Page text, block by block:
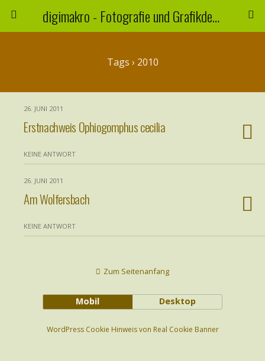
digimakro - Fotografie und Grafikdesign
Tags › 2010
26. JUNI 2011
Erstnachweis Ophiogomphus cecilia
KEINE ANTWORT
26. JUNI 2011
Am Wolfersbach
KEINE ANTWORT
Zum Seitenanfang
Mobil Desktop
WordPress Cookie Hinweis von Real Cookie Banner